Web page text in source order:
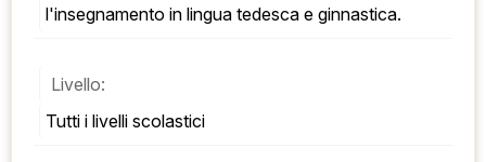
l'insegnamento in lingua tedesca e ginnastica.
Livello:
Tutti i livelli scolastici